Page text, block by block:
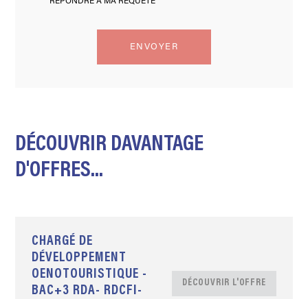
DÉCOUVRIR DAVANTAGE
D'OFFRES...
CHARGÉ DE
DÉVELOPPEMENT
OENOTOURISTIQUE -
BAC+3 RDA- RDCFI-
DÉCOUVRIR L'OFFRE